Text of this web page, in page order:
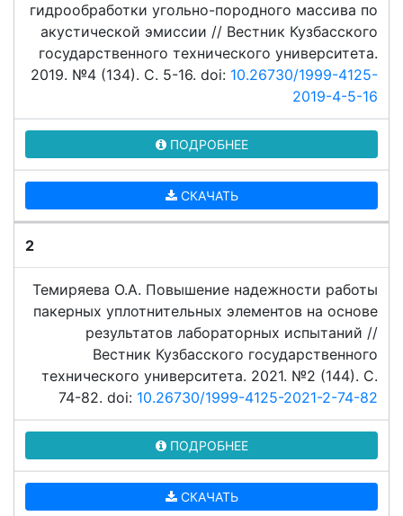
гидрообработки угольно-породного массива по
акустической эмиссии // Вестник Кузбасского
государственного технического университета.
2019. №4 (134). C. 5-16. doi: 10.26730/1999-4125-
2019-4-5-16
ПОДРОБНЕЕ
СКАЧАТЬ
2
Темиряева О.А. Повышение надежности работы
пакерных уплотнительных элементов на основе
результатов лабораторных испытаний //
Вестник Кузбасского государственного
технического университета. 2021. №2 (144). C.
74-82. doi: 10.26730/1999-4125-2021-2-74-82
ПОДРОБНЕЕ
СКАЧАТЬ